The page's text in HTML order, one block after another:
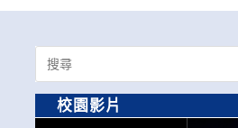
Search
for:
校園影片